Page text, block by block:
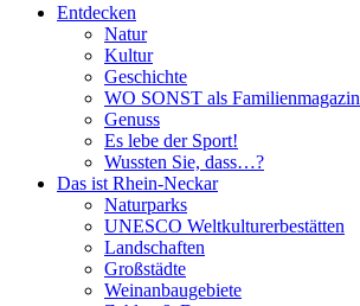
Entdecken
Natur
Kultur
Geschichte
WO SONST als Familienmagazin
Genuss
Es lebe der Sport!
Wussten Sie, dass…?
Das ist Rhein-Neckar
Naturparks
UNESCO Weltkulturerbestätten
Landschaften
Großstädte
Weinanbaugebiete